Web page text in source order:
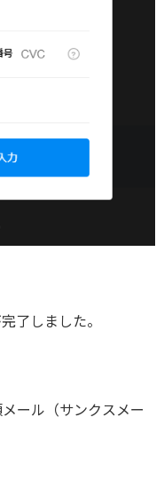
了しました。
ール（サンクスメー